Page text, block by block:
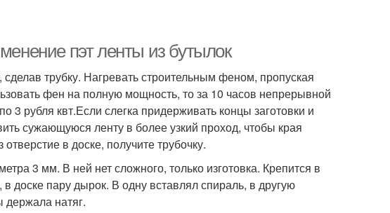
пэт ленты из бутылок
трубку. Нагревать строительным феном, пропуская
фен на полную мощность, то за 10 часов непрерывной
3 рубля квт.Если слегка придерживать концы заготовки и
сужающуюся ленту в более узкий проход, чтобы края
в доске, получите трубочку.
3 мм. В ней нет сложного, только изготовка. Крепится в
доске пару дырок. В одну вставлял спираль, в другую
держала натяг.